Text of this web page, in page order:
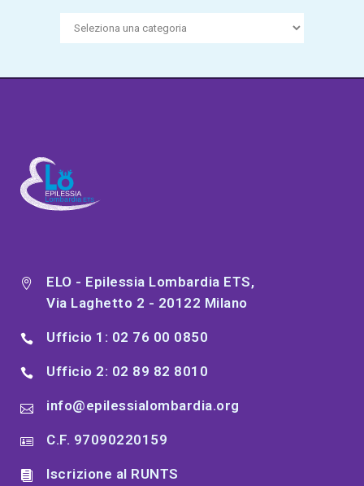
Categorie
ELO - Epilessia Lombardia ETS,
Via Laghetto 2 - 20122 Milano
Ufficio 1: 02 76 00 0850
Ufficio 2: 02 89 82 8010
info@epilessialombardia.org
C.F. 97090220159
Iscrizione al RUNTS